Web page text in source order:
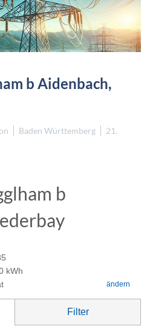
b Aidenbach,
Baden Württemberg
21.
b